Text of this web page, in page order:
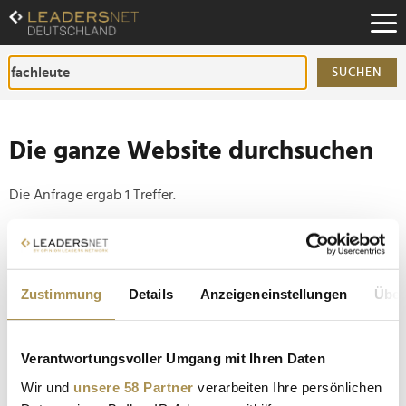
Zustimmung Details Anzeigeneinstellungen
Verantwortungsvoller Umgang mit Ihren Daten
Wir und unsere 58 Partner verarbeiten Ihre persönlichen
Zum
Inhalt
Zur
Fußzeilen-
Navigation
SUCHEN
Die ganze Website durchsuchen
Die Anfrage ergab 1 Treffer.
Tipp
Setzen Sie die gesuchten Wörter zwischen
Anführungszeichen: zb "Vorname Nachname".
Journalismus gegen Social Media: Klarer Sieger im
PR-Einflussranking